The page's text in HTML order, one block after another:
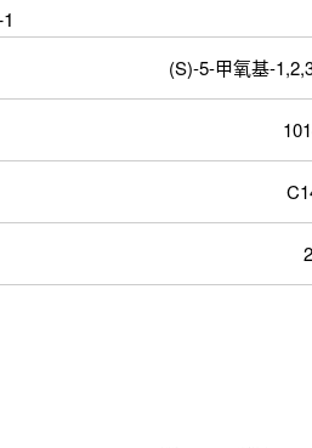
(S)-5-甲氧基-